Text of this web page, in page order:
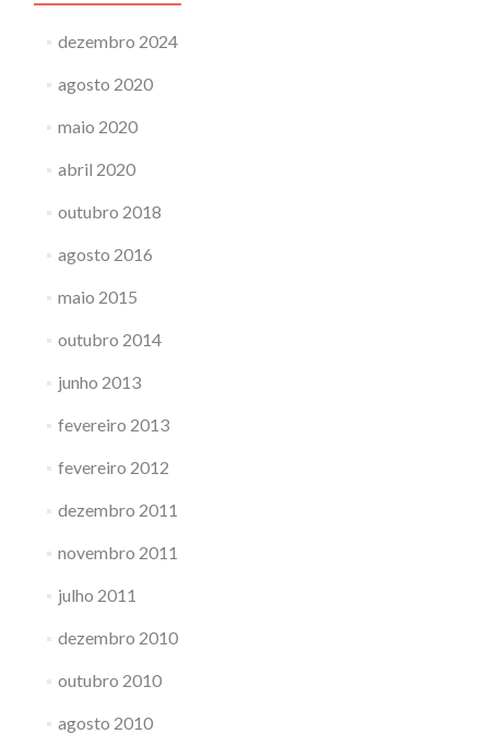
dezembro 2024
agosto 2020
maio 2020
abril 2020
outubro 2018
agosto 2016
maio 2015
outubro 2014
junho 2013
fevereiro 2013
fevereiro 2012
dezembro 2011
novembro 2011
julho 2011
dezembro 2010
outubro 2010
agosto 2010